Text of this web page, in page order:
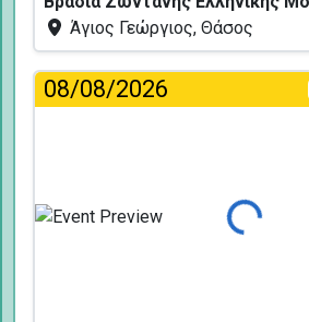
Άγιος Γεώργιος, Θάσος
08/08/2026
Φόρτωση...